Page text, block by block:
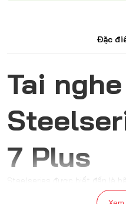
Đặc
Tai nghe
7 Plus
Steelseries được biết đến là
bị Gaming Gear sở hữu hiệu